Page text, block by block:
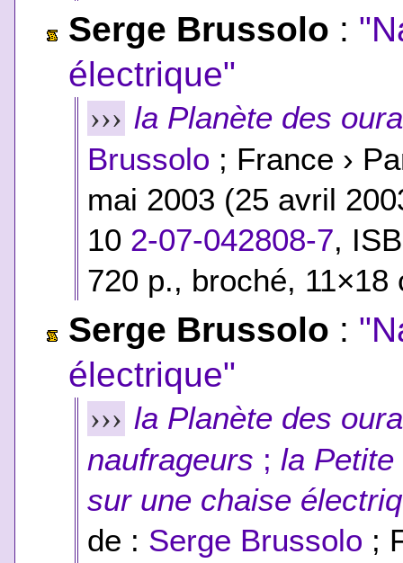
Serge Brussolo :
électrique"
››› la Planète des
Brussolo ; France ›
mai 2003 (25 avril
10 2-07-042808-7,
720 p., broché,
Serge Brussolo :
électrique"
››› la Planète des
naufrageurs ; la
sur une chaise
de : Serge Brussolo ;